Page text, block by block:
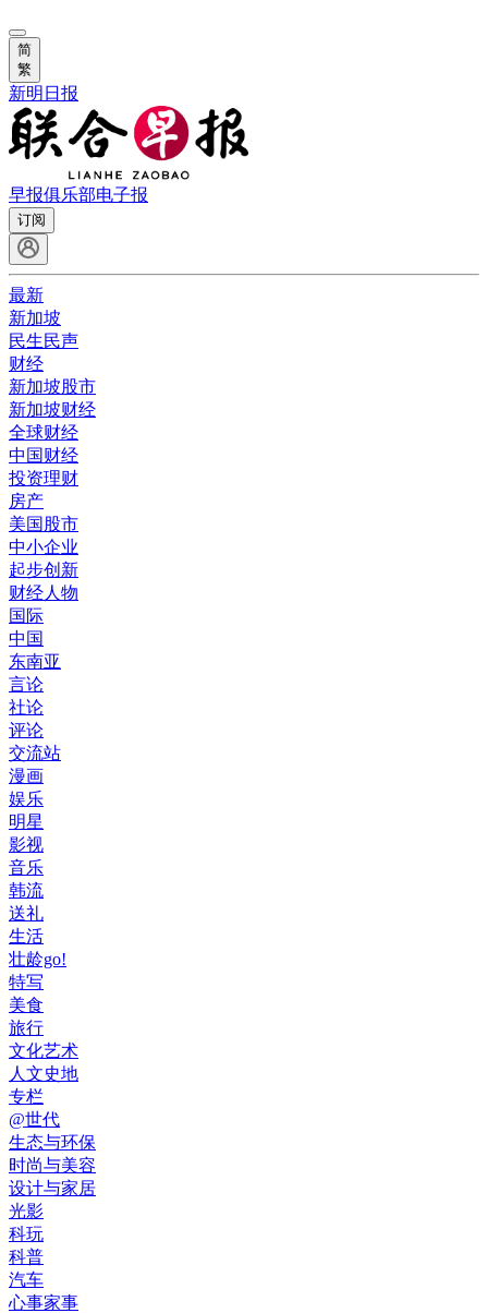
简
繁
新明日报
早报俱乐部电子报
订阅
最新
新加坡
民生民声
财经
新加坡股市
新加坡财经
全球财经
中国财经
投资理财
房产
美国股市
中小企业
起步创新
财经人物
国际
中国
东南亚
言论
社论
评论
交流站
漫画
娱乐
明星
影视
音乐
韩流
送礼
生活
壮龄go!
特写
美食
旅行
文化艺术
人文史地
专栏
@世代
生态与环保
时尚与美容
设计与家居
光影
科玩
科普
汽车
心事家事